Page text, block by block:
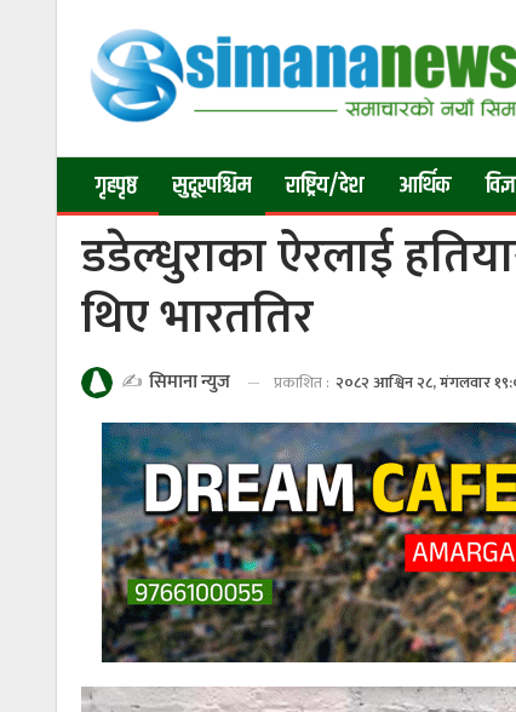
गृहपृष्ठ सुदूरपश्चिम राष्ट्रिय/देश आर्थिक
डडेल्धुराका ऐरलाई
थिए भारततिर
✍️ सिमाना न्युज प्रकाशित : २०८२ आश्विन २८, मंगलवार